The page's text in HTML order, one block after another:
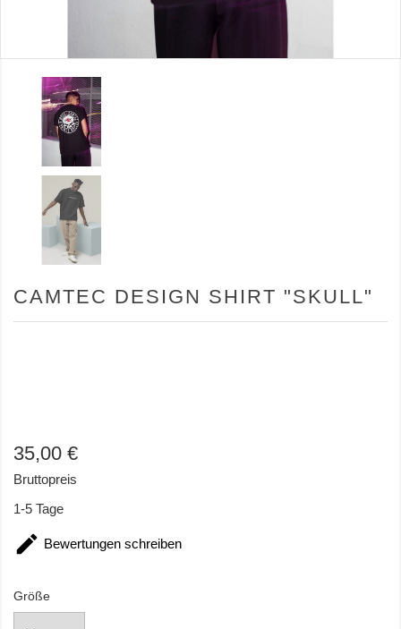
CAMTEC DESIGN SHIRT "SKULL"
35,00 €
Bruttopreis
1-5 Tage
 Bewertungen schreiben
Größe